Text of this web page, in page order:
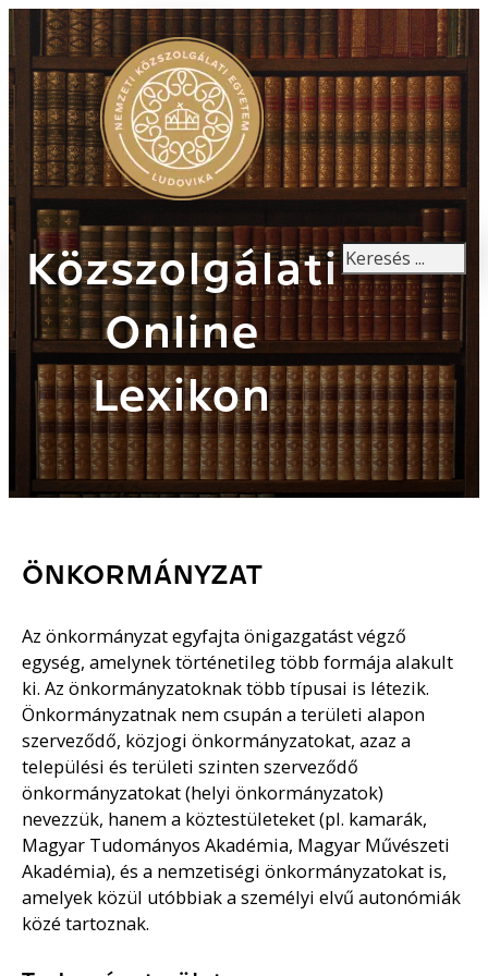
Közszolgálati
Online
Lexikon
Keresés
ÖNKORMÁNYZAT
Az önkormányzat egyfajta önigazgatást végző
egység, amelynek történetileg több formája alakult
ki. Az önkormányzatoknak több típusai is létezik.
Önkormányzatnak nem csupán a területi alapon
szerveződő, közjogi önkormányzatokat, azaz a
települési és területi szinten szerveződő
önkormányzatokat (helyi önkormányzatok)
nevezzük, hanem a köztestületeket (pl. kamarák,
Magyar Tudományos Akadémia, Magyar Művészeti
Akadémia), és a nemzetiségi önkormányzatokat is,
amelyek közül utóbbiak a személyi elvű autonómiák
közé tartoznak.